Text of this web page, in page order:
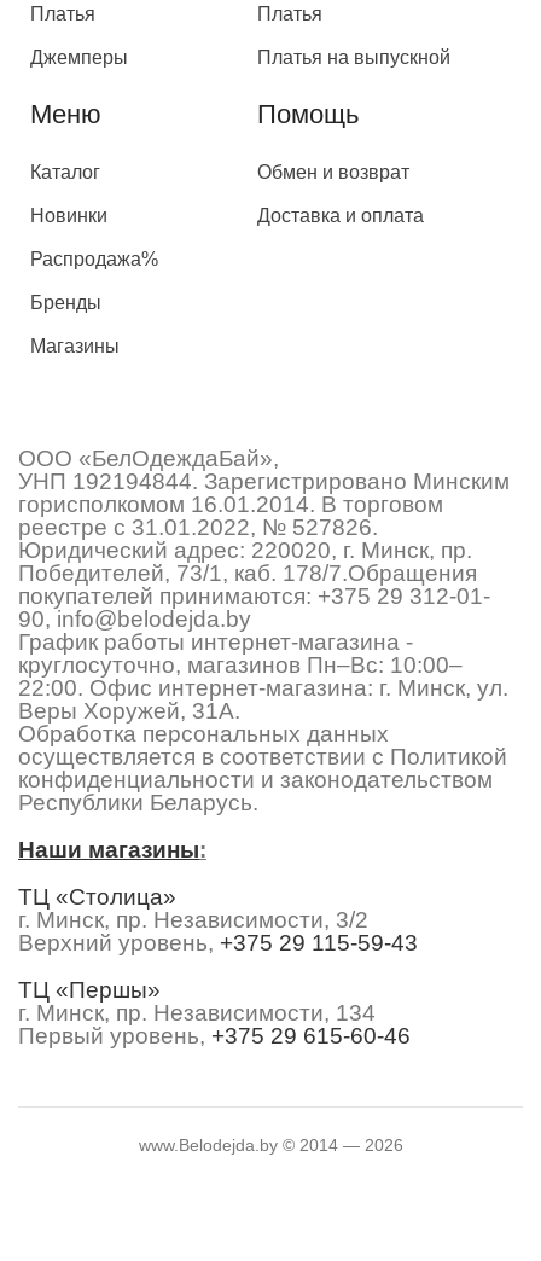
Платья
Джемперы
Платья
Платья на выпускной
Меню
Каталог
Новинки
Распродажа%
Бренды
Магазины
Помощь
Обмен и возврат
Доставка и оплата
ООО «БелОдеждаБай»,
УНП 192194844. Зарегистрировано Минским
горисполкомом 16.01.2014. В торговом
реестре с 31.01.2022, № 527826.
Юридический адрес: 220020, г. Минск, пр.
Победителей, 73/1, каб. 178/7.Обращения
покупателей принимаются: +375 29 312-01-
90, info@belodejda.by
График работы интернет-магазина -
круглосуточно, магазинов Пн–Вс: 10:00–
22:00. Офис интернет-магазина: г. Минск, ул.
Веры Хоружей, 31А.
Обработка персональных данных
осуществляется в соответствии с Политикой
конфиденциальности и законодательством
Республики Беларусь.
Наши магазины:
ТЦ «Столица»
г. Минск, пр. Независимости, 3/2
Верхний уровень, +375 29 115-59-43
ТЦ «Першы»
г. Минск, пр. Независимости, 134
Первый уровень, +375 29 615-60-46
www.Belodejda.by © 2014 — 2026